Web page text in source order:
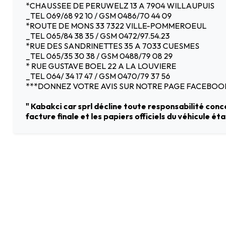
*CHAUSSEE DE PERUWELZ 13 A 7904 WILLAUPUIS
_TEL 069/68 92 10 / GSM 0486/70 44 09
*ROUTE DE MONS 33 7322 VILLE-POMMEROEUL
_TEL 065/84 38 35 / GSM 0472/97.54.23
*RUE DES SANDRINETTES 35 A 7033 CUESMES
_TEL 065/35 30 38 / GSM 0488/79 08 29
* RUE GUSTAVE BOEL 22 A LA LOUVIERE
_TEL 064/ 34 17 47 / GSM 0470/79 37 56
***DONNEZ VOTRE AVIS SUR NOTRE PAGE
" Kabakci car sprl décline toute responsabilité
facture finale et les papiers officiels du véhicule